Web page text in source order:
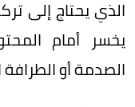
الذي يحتاج إلى
يخسر أمام
الصدمة أو الطرافة